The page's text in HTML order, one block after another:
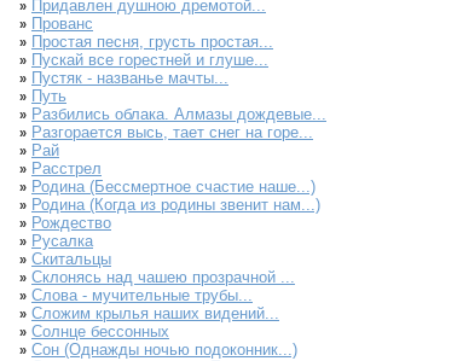
» Придавлен душною дремотой...
» Прованс
» Простая песня, грусть простая...
» Пускай все горестней и глуше...
» Пустяк - названье мачты...
» Путь
» Разбились облака. Алмазы дождевые...
» Разгорается высь, тает снег на горе...
» Рай
» Расстрел
» Родина (Бессмертное счастие наше...)
» Родина (Когда из родины звенит нам...)
» Рождество
» Русалка
» Скитальцы
» Склонясь над чашею прозрачной ...
» Слова - мучительные трубы...
» Сложим крылья наших видений...
» Солнце бессонных
» Сон (Однажды ночью подоконник...)